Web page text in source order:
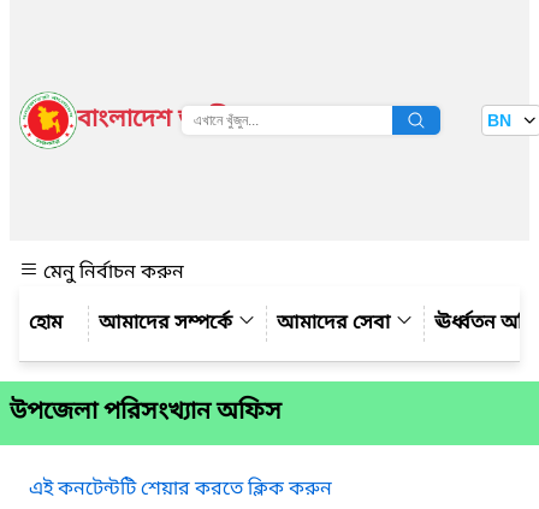
বাংলাদেশ জাতীয় তথ্য বাতায়ন BN
মেনু নির্বাচন করুন
আমাদের সম্পর্কে
আমাদের সেবা ঊর্ধ্বতন
উপজেলা পরিসংখ্যান অফিস
এই কনটেন্টটি শেয়ার করতে ক্লিক করুন